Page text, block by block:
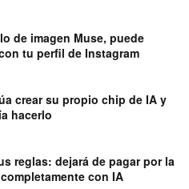
de imagen Muse, puede
tu perfil de Instagram
crear su propio chip de IA y
hacerlo
reglas: dejará de pagar por la
con IA